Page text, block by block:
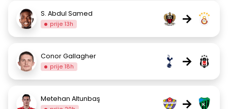
S. Abdul Samed
prije 13h →
Conor Gallagher
prije 18h →
Metehan Altunbaş →